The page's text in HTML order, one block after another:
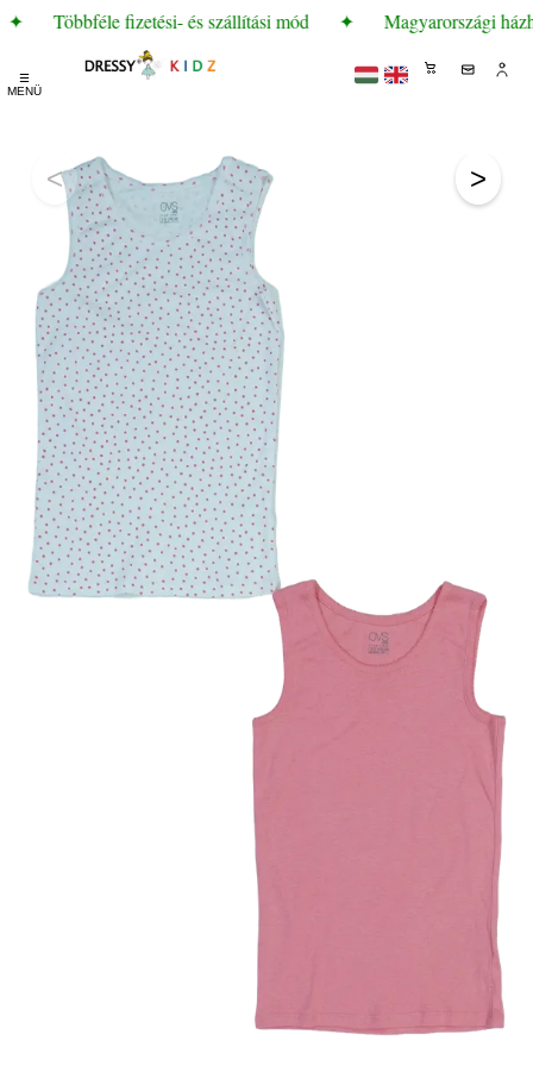
✦ Többféle fizetési- és szállítási mód ✦ Magyarországi
☰
MENÜ
< >